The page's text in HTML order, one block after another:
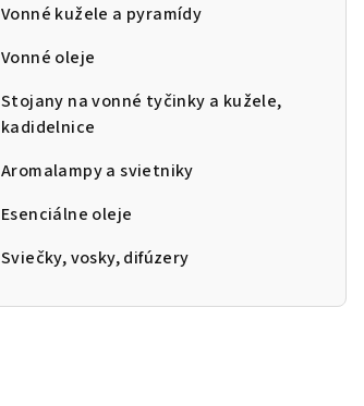
Vonné kužele a pyramídy
Vonné oleje
Stojany na vonné tyčinky a kužele,
kadidelnice
Aromalampy a svietniky
Esenciálne oleje
Sviečky, vosky, difúzery